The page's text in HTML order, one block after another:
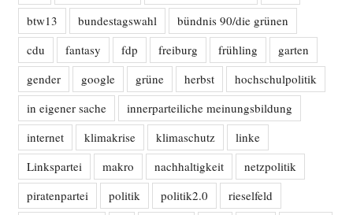
btw13
bundestagswahl
bündnis 90/die grünen
cdu
fantasy fdp freiburg frühling
garten
gender
google grüne herbst
hochschulpolitik
in eigener sache
innerparteiliche meinungsbildung
internet
klimakrise klimaschutz
linke
Linkspartei
makro nachhaltigkeit
netzpolitik
piratenpartei
politik politik2.0
rieselfeld